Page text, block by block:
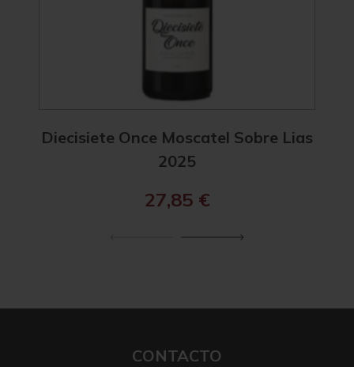
Diecisiete Once Moscatel Sobre Lias
2025
27,85 €
CONTACTO